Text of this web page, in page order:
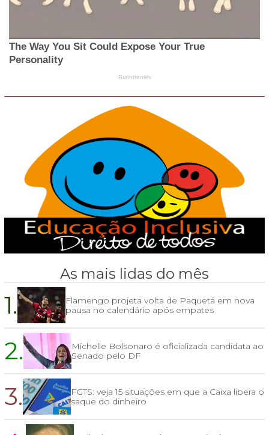
As mais lidas do mês
1.
Flamengo projeta volta de Paquetá em nova
pausa no calendário após empates
2.
Michelle Bolsonaro é oficializada candidata ao
Senado pelo DF
3.
FGTS: veja 15 situações em que a Caixa libera o
saque do dinheiro